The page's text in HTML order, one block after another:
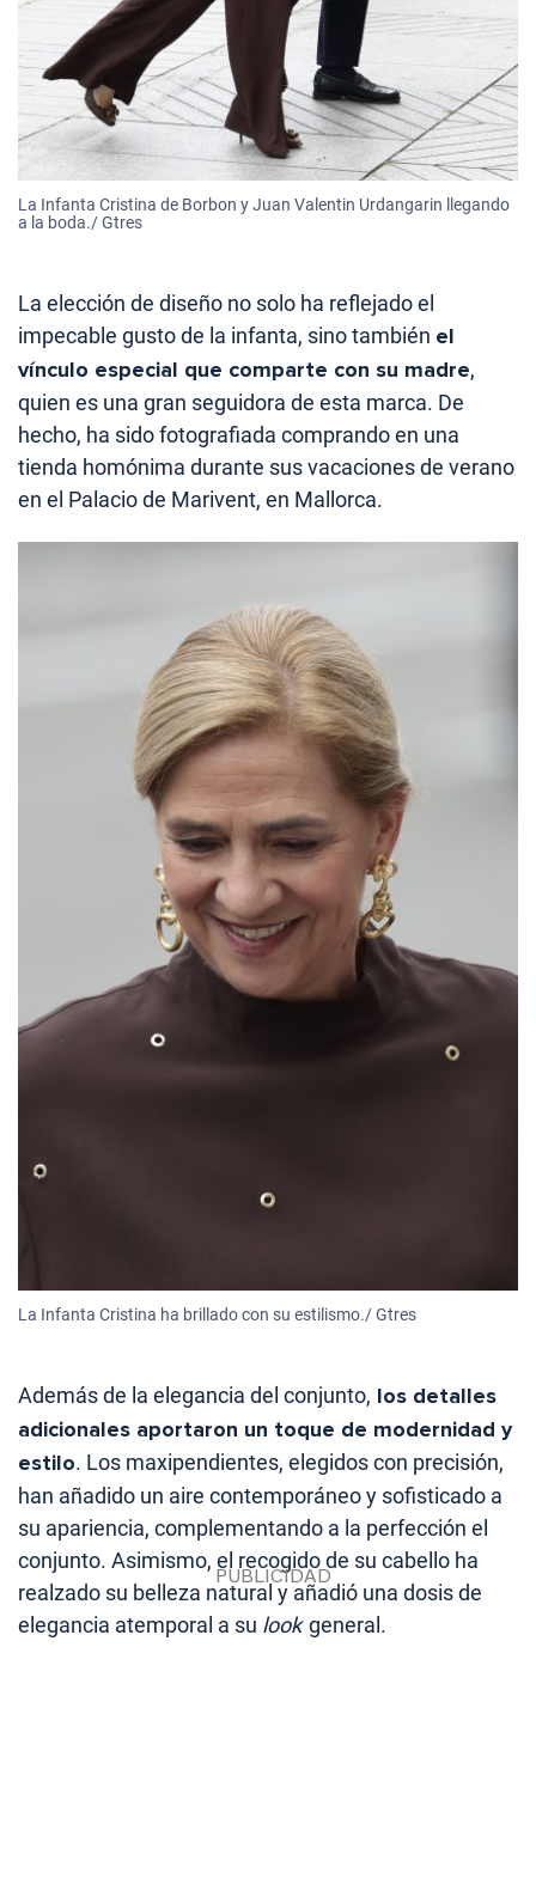
La Infanta Cristina de Borbon y Juan Valentin Urdangarin llegando
a la boda./ Gtres
La elección de diseño no solo ha reflejado el
impecable gusto de la infanta, sino también el
vínculo especial que comparte con su madre,
quien es una gran seguidora de esta marca. De
hecho, ha sido fotografiada comprando en una
tienda homónima durante sus vacaciones de verano
en el Palacio de Marivent, en Mallorca.
La Infanta Cristina ha brillado con su estilismo./ Gtres
Además de la elegancia del conjunto, los detalles
adicionales aportaron un toque de modernidad y
estilo. Los maxipendientes, elegidos con precisión,
han añadido un aire contemporáneo y sofisticado a
su apariencia, complementando a la perfección el
conjunto. Asimismo, el recogido de su cabello ha
realzado su belleza natural y añadió una dosis de
elegancia atemporal a su lookgeneral.